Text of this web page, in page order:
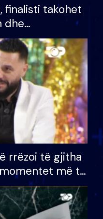
finalisti takohet
dhe
ndonjë letër
rrëzoi të gjitha
më të
BB VIP: Do më
kur…